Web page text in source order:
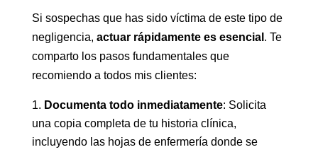
Si sospechas que has sido víctima de este tipo de
negligencia, actuar rápidamente es esencial . Te
comparto los pasos fundamentales que
recomiendo a todos mis clientes:
Documenta todo inmediatamente: Solicita
una copia completa de tu historia clínica,
incluyendo las hojas de enfermería donde se